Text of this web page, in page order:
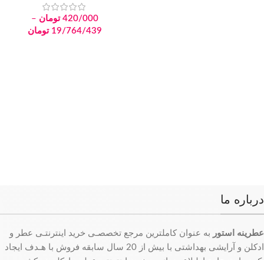
420/000 تومان –
19/764/439 تومان
درباره ما
عطرینه استور به عنوان کاملترین مرجع تخصصـی خرید اینترنتـی عطر و
ادکلن و آرایشی بهداشتی با بیش از 20 سال سابقه فروش با هـدف ایجاد